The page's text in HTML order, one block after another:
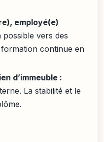
employé(e)
possible vers des
continue en
d’immeuble :
La stabilité et le